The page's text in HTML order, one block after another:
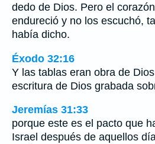
dedo de Dios. Pero el
endureció y no los escuchó,
había dicho.
Éxodo 32:16
Y las tablas eran obra de
escritura de Dios grabada
Jeremías 31:33
porque este es el pacto que
Israel después de aquellos